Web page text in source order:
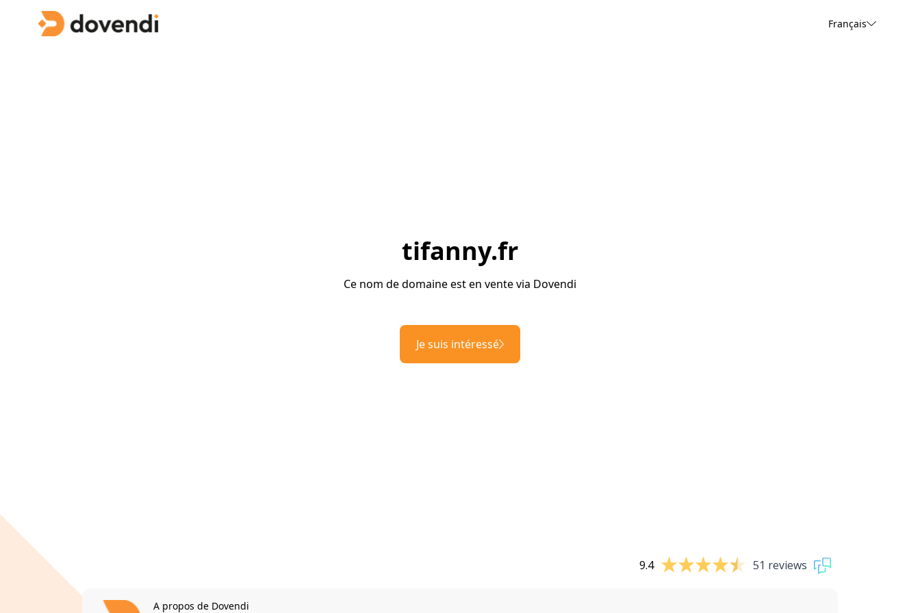
Français
tifanny.fr
Ce nom de domaine est en vente via Dovendi
Je suis intéressé
9.4 51 reviews
A propos de Dovendi